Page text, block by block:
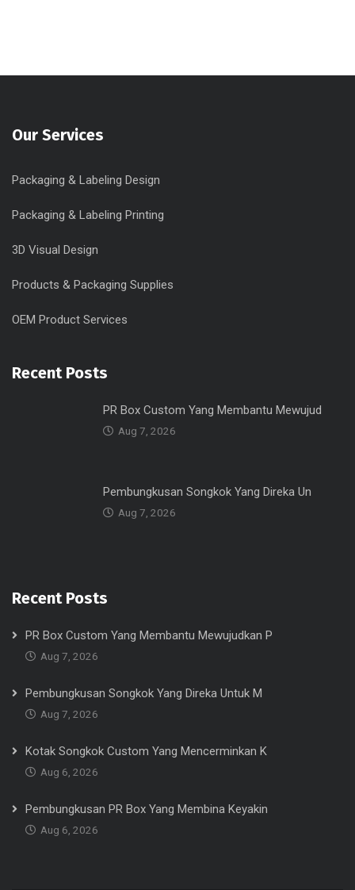
Our Services
Packaging & Labeling Design
Packaging & Labeling Printing
3D Visual Design
Products & Packaging Supplies
OEM Product Services
Recent Posts
PR Box Custom Yang Membantu Mewujud
Aug 7, 2026
Pembungkusan Songkok Yang Direka Un
Aug 7, 2026
Recent Posts
PR Box Custom Yang Membantu Mewujudkan P
Aug 7, 2026
Pembungkusan Songkok Yang Direka Untuk M
Aug 7, 2026
Kotak Songkok Custom Yang Mencerminkan K
Aug 6, 2026
Pembungkusan PR Box Yang Membina Keyakin
Aug 6, 2026